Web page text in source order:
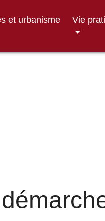
et urbanisme Vie